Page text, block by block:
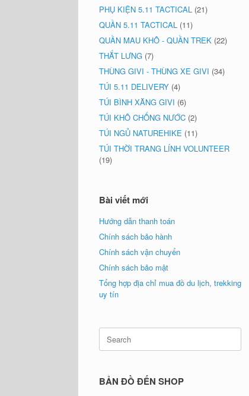
PHỤ KIỆN 5.11 TACTICAL (21)
QUẦN 5.11 TACTICAL (11)
QUẦN MAU KHÔ - QUẦN TREK (22)
THẮT LƯNG (7)
THÙNG GIVI - THÙNG XE GIVI (34)
TÚI 5.11 DELIVERY (4)
TÚI BÌNH XĂNG GIVI (6)
TÚI KHÔ CHỐNG NƯỚC (2)
TÚI NGỦ NATUREHIKE (11)
TÚI THỜI TRANG LÍNH VOLUNTEER
(19)
Bài viết mới
Hướng dẫn thanh toán
Chính sách bảo hành
Chính sách vận chuyển
Chính sách bảo mật
Tổng hợp địa chỉ mua đồ du lịch, trekking
uy tín
Search
for:
BẢN ĐỒ ĐẾN SHOP